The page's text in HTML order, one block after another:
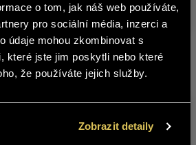
o tom, jak náš web používáte,
pro sociální média, inzerci a
údaje mohou zkombinovat s
které jste jim poskytli nebo které
že používáte jejich služby.
Zobrazit detaily
POZDNÍ SBĚR 5323422 0,75 l
z této značky
BOHEMIA SEKT není
osoby mladší 18 let.
starší 18 let?